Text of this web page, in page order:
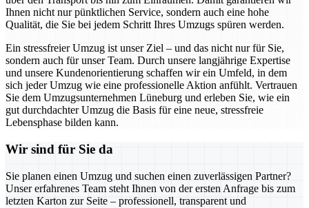
Ihnen nicht nur pünktlichen Service, sondern auch eine hohe
Qualität, die Sie bei jedem Schritt Ihres Umzugs spüren werden.
Ein stressfreier Umzug ist unser Ziel – und das nicht nur für Sie,
sondern auch für unser Team. Durch unsere langjährige Expertise
und unsere Kundenorientierung schaffen wir ein Umfeld, in dem
sich jeder Umzug wie eine professionelle Aktion anfühlt. Vertrauen
Sie dem Umzugsunternehmen Lüneburg und erleben Sie, wie ein
gut durchdachter Umzug die Basis für eine neue, stressfreie
Lebensphase bilden kann.
Wir sind für Sie da
Sie planen einen Umzug und suchen einen zuverlässigen Partner?
Unser erfahrenes Team steht Ihnen von der ersten Anfrage bis zum
letzten Karton zur Seite – professionell, transparent und